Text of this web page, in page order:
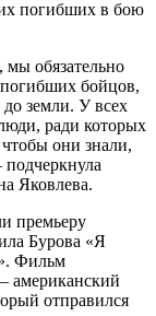
погибших в бою
мы обязательно
бойцов,
до земли. У всех
ради которых
они знали,
Яковлева.
премьеру
Бурова «Я
Фильм
американский
отправился